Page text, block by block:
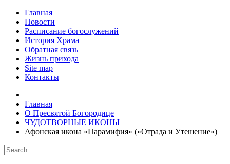
Главная
Новости
Расписание богослужений
История Храма
Обратная связь
Жизнь прихода
Site map
Контакты
Главная
О Пресвятой Богородице
ЧУДОТВОРНЫЕ ИКОНЫ
Афонская икона «Парамифия» («Отрада и Утешение»)